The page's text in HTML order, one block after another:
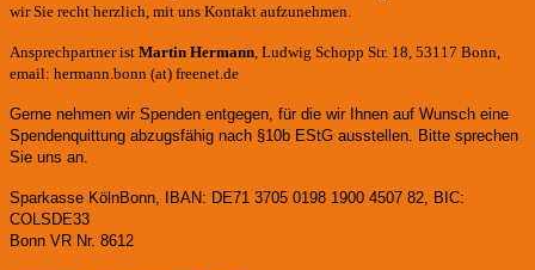
wir Sie recht herzlich, mit uns Kontakt aufzunehmen.
Ansprechpartner ist Martin Hermann , Ludwig Schopp Str. 18, 53117 Bonn,
email: hermann.bonn (at) freenet.de
Gerne nehmen wir Spenden entgegen, für die wir Ihnen auf Wunsch eine
Spendenquittung abzugsfähig nach §10b EStG ausstellen. Bitte sprechen
Sie uns an.
Sparkasse KölnBonn, IBAN: DE71 3705 0198 1900 4507 82, BIC:
COLSDE33
Bonn VR Nr. 8612